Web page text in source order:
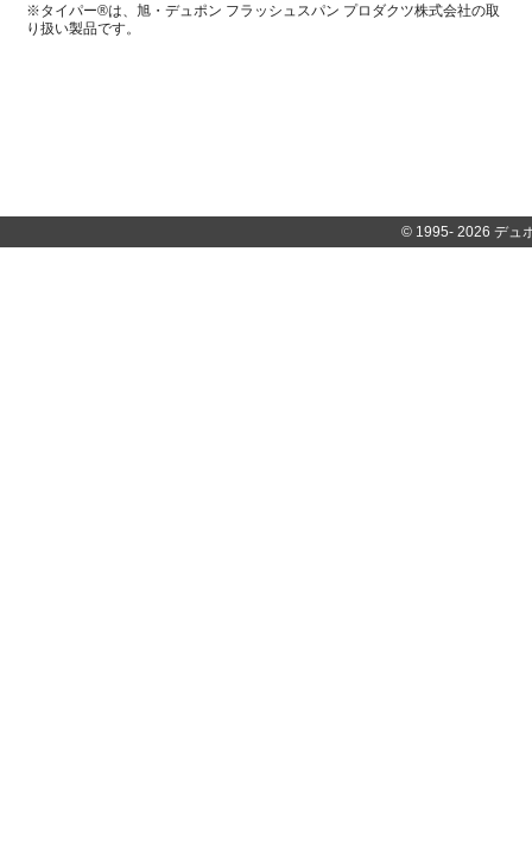
※タイパー®は、旭・デュポン フラッシュスパン プロダクツ株式会社の取
り扱い製品です。
© 1995- 2026 デュ